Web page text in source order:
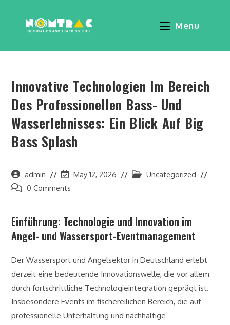
Menu
Innovative Technologien Im Bereich
Des Professionellen Bass- Und
Wasserlebnisses: Ein Blick Auf Big
Bass Splash
admin May 12, 2026
Uncategorized
0 Comments
Einführung: Technologie und Innovation im
Angel- und Wassersport-Eventmanagement
Der Wassersport und Angelsektor in Deutschland erlebt
derzeit eine bedeutende Innovationswelle, die vor allem
durch fortschrittliche Technologieintegration geprägt ist.
Insbesondere Events im fischereilichen Bereich, die auf
professionelle Unterhaltung und nachhaltige